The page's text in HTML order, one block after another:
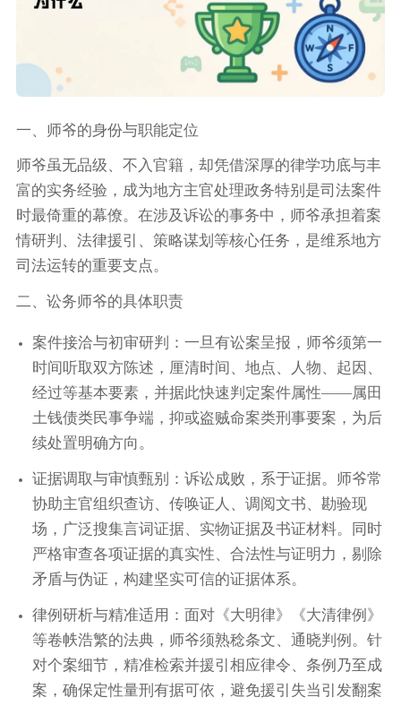
一、师爷的身份与职能定位
师爷虽无品级、不入官籍，却凭借深厚的律学功底与丰
富的实务经验，成为地方主官处理政务特别是司法案件
时最倚重的幕僚。在涉及诉讼的事务中，师爷承担着案
情研判、法律援引、策略谋划等核心任务，是维系地方
司法运转的重要支点。
二、讼务师爷的具体职责
案件接洽与初审研判：一旦有讼案呈报，师爷须第一
时间听取双方陈述，厘清时间、地点、人物、起因、
经过等基本要素，并据此快速判定案件属性——属田
土钱债类民事争端，抑或盗贼命案类刑事要案，为后
续处置明确方向。
证据调取与审慎甄别：诉讼成败，系于证据。师爷常
协助主官组织查访、传唤证人、调阅文书、勘验现
场，广泛搜集言词证据、实物证据及书证材料。同时
严格审查各项证据的真实性、合法性与证明力，剔除
矛盾与伪证，构建坚实可信的证据体系。
律例研析与精准适用：面对《大明律》《大清律例》
等卷帙浩繁的法典，师爷须熟稔条文、通晓判例。针
对个案细节，精准检索并援引相应律令、条例乃至成
案，确保定性量刑有据可依，避免援引失当引发翻案